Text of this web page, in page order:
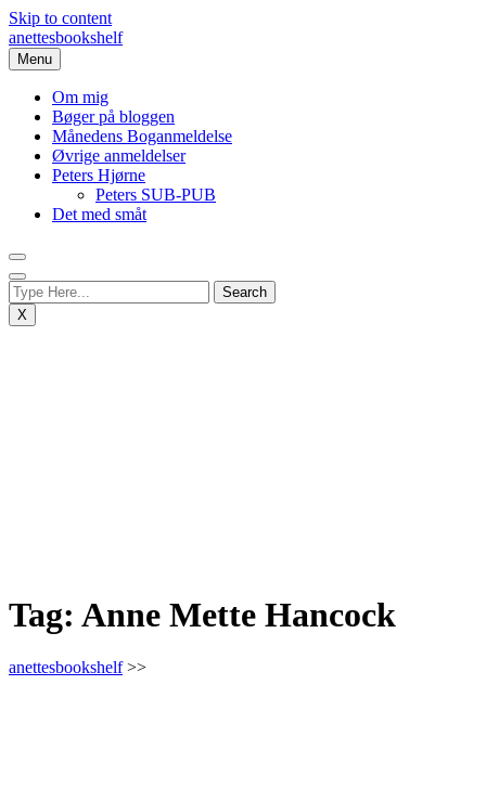
Skip to content
anettesbookshelf
Menu
Om mig
Bøger på bloggen
Månedens Boganmeldelse
Øvrige anmeldelser
Peters Hjørne
Peters SUB-PUB
Det med småt
X
Tag: Anne Mette Hancock
anettesbookshelf>>